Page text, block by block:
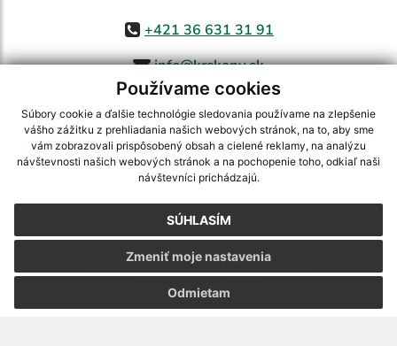
Používame cookies
Súbory cookie a ďalšie technológie sledovania používame na zlepšenie
vášho zážitku z prehliadania našich webových stránok, na to, aby sme
vám zobrazovali prispôsobený obsah a cielené reklamy, na analýzu
návštevnosti našich webových stránok a na pochopenie toho, odkiaľ naši
návštevníci prichádzajú.
SÚHLASÍM
Odmietam
Zmeniť moje nastavenia
+421 36 631 31 91
info@krskany.sk
využite možnosť získavania aktuálnych informácií s využitím RSS
CMS systém (redakčný) systém ECHELON 2,Mapa stránok,web portál
webex.digital, s.r.o.,domény,registrácia domény
Posledná aktualizácia:07.08.2026
Vytlačiť stránku|Vyhlásenie o prístupnosti